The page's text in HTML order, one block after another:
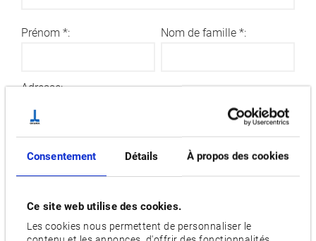
Consentement Détails À propos des cookies
Ce site web utilise des cookies.
Les cookies nous permettent de personnaliser le
Prénom*: Nom de famille *:
Adresse:
Code postal: Ville: *
E-mail*: